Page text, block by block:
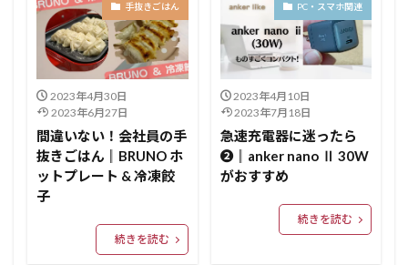
手抜きごはん
2023年4月30日
2023年6月27日
間違いない！会社員の手
抜きごはん║BRUNO ホ
ットプレート & 冷凍餃
子
続きを読む
PC・スマホ関連
2023年4月10日
2023年7月18日
急速充電器に迷ったら
❷║anker nano Ⅱ 30W
がおすすめ
続きを読む